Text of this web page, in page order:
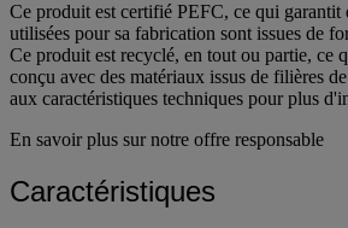
Ce produit est certifié PEFC, ce qui garantit
utilisées pour sa fabrication sont issues de
Ce produit est recyclé, en tout ou partie, ce
conçu avec des matériaux issus de filières
aux caractéristiques techniques pour plus
En savoir plus sur notre offre responsable
Caractéristiques